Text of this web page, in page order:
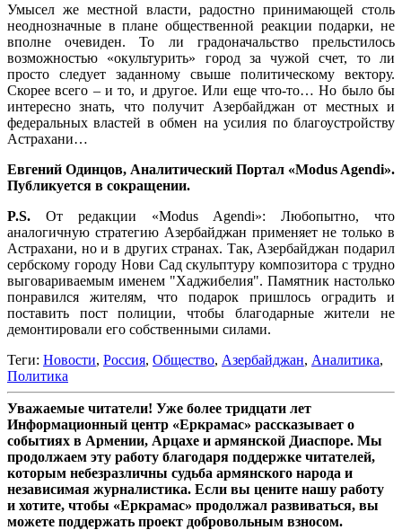
Умысел же местной власти, радостно принимающей столь
неоднозначные в плане общественной реакции подарки, не
вполне очевиден. То ли градоначальство прельстилось
возможностью «окультурить» город за чужой счет, то ли
просто следует заданному свыше политическому вектору.
Скорее всего – и то, и другое. Или еще что-то… Но было бы
интересно знать, что получит Азербайджан от местных и
федеральных властей в обмен на усилия по благоустройству
Астрахани…
Евгений Одинцов, Аналитический Портал «Modus Agendi».
Публикуется в сокращении.
P.S. От редакции «Modus Agendi»: Любопытно, что
аналогичную стратегию Азербайджан применяет не только в
Астрахани, но и в других странах. Так, Азербайджан подарил
сербскому городу Нови Сад скульптуру композитора с трудно
выговариваемым именем "Хаджибелия". Памятник настолько
понравился жителям, что подарок пришлось оградить и
поставить пост полиции, чтобы благодарные жители не
демонтировали его собственными силами.
Теги: Новости, Россия, Общество, Азербайджан, Аналитика,
Политика
Уважаемые читатели! Уже более тридцати лет
Информационный центр «Еркрамас» рассказывает о
событиях в Армении, Арцахе и армянской Диаспоре. Мы
продолжаем эту работу благодаря поддержке читателей,
которым небезразличны судьба армянского народа и
независимая журналистика. Если вы цените нашу работу
и хотите, чтобы «Еркрамас» продолжал развиваться, вы
можете поддержать проект добровольным взносом.